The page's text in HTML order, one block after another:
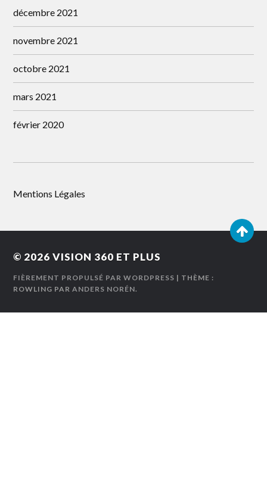
décembre 2021
novembre 2021
octobre 2021
mars 2021
février 2020
Mentions Légales
© 2026VISION 360 ET PLUS
FIÈREMENT PROPULSÉ PAR WORDPRESS | THÈME :
ROWLING PARANDERS NORÉN.